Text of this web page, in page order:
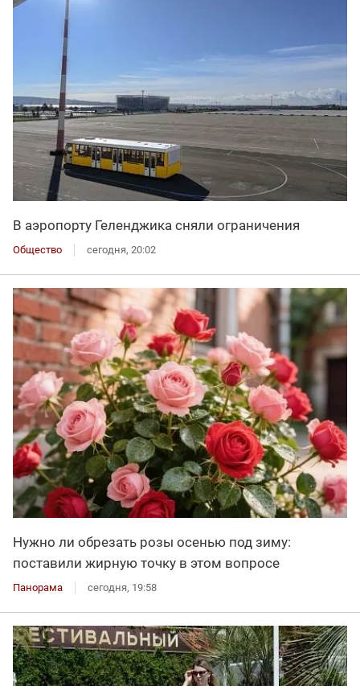
В аэропорту Геленджика сняли ограничения
Общество сегодня, 20:02
Нужно ли обрезать розы осенью под зиму:
поставили жирную точку в этом вопросе
Панорама сегодня, 19:58